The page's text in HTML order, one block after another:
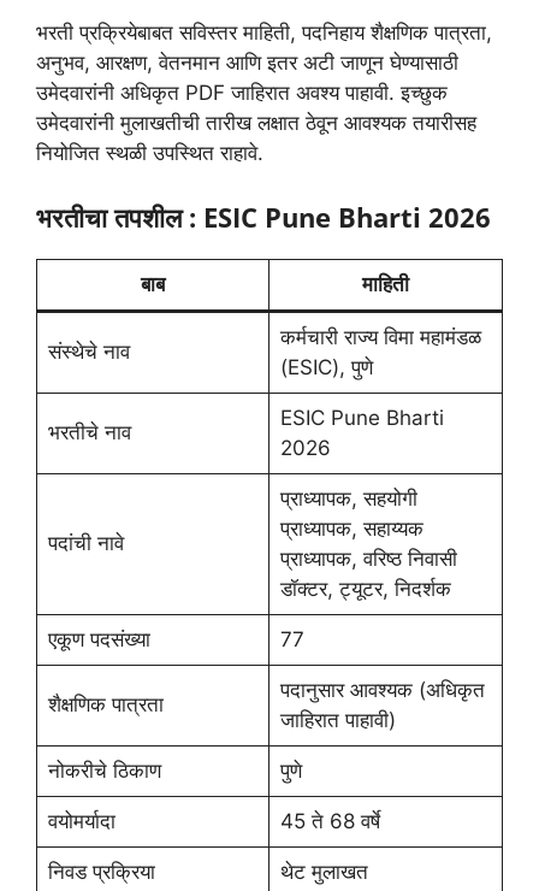
भरती प्रक्रियेबाबत सविस्तर माहिती, पदनिहाय शैक्षणिक पात्रता,
अनुभव, आरक्षण, वेतनमान आणि इतर अटी जाणून घेण्यासाठी
उमेदवारांनी अधिकृत PDF जाहिरात अवश्य पाहावी. इच्छुक
उमेदवारांनी मुलाखतीची तारीख लक्षात ठेवून आवश्यक तयारीसह
नियोजित स्थळी उपस्थित राहावे.
भरतीचा तपशील : ESIC Pune Bharti 2026
बाब माहिती
संस्थेचे नाव
कर्मचारी राज्य विमा महामंडळ
(ESIC), पुणे
भरतीचे नाव
ESIC Pune Bharti
2026
पदांची नावे
प्राध्यापक, सहयोगी
प्राध्यापक, सहाय्यक
प्राध्यापक, वरिष्ठ निवासी
डॉक्टर, ट्यूटर, निदर्शक
एकूण पदसंख्या 77
शैक्षणिक पात्रता
पदानुसार आवश्यक (अधिकृत
जाहिरात पाहावी)
नोकरीचे ठिकाण पुणे
वयोमर्यादा 45 ते 68 वर्षे
निवड प्रक्रिया थेट मुलाखत